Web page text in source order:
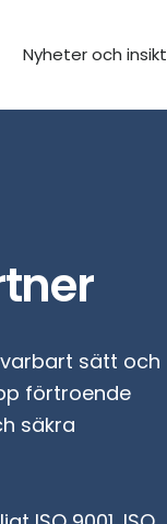
Nyheter och insikt
sätt och
förtroende
säkra